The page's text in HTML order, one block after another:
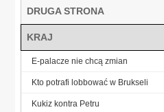
DRUGA STRONA
KRAJ
E-palacze nie chcą zmian
Kto potrafi lobbować w Brukseli
Kukiz kontra Petru